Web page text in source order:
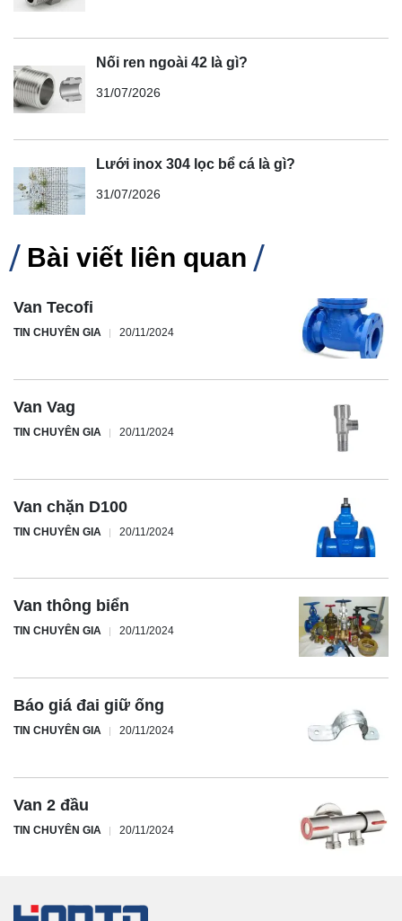
Nối ren ngoài 42 là gì?
31/07/2026
Lưới inox 304 lọc bể cá là gì?
31/07/2026
Bài viết liên quan
Van Tecofi
TIN CHUYÊN GIA 20/11/2024
Van Vag
TIN CHUYÊN GIA 20/11/2024
Van chặn D100
TIN CHUYÊN GIA 20/11/2024
Van thông biển
TIN CHUYÊN GIA 20/11/2024
Báo giá đai giữ ống
TIN CHUYÊN GIA 20/11/2024
Van 2 đầu
TIN CHUYÊN GIA 20/11/2024